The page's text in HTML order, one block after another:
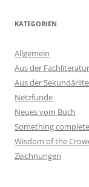
KATEGORIEN
Allgemein
Aus der Fachliteratur
Aus der
Netzfunde
Neues vom Buch
Something
Wisdom of the
Zeichnungen